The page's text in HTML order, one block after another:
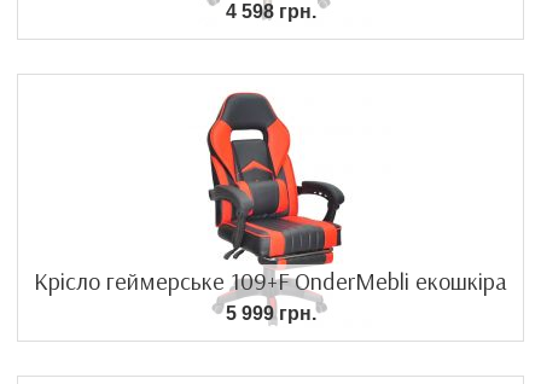
4 598 грн.
Крісло геймерське 109+F OnderMebli екошкіра
5 999 грн.